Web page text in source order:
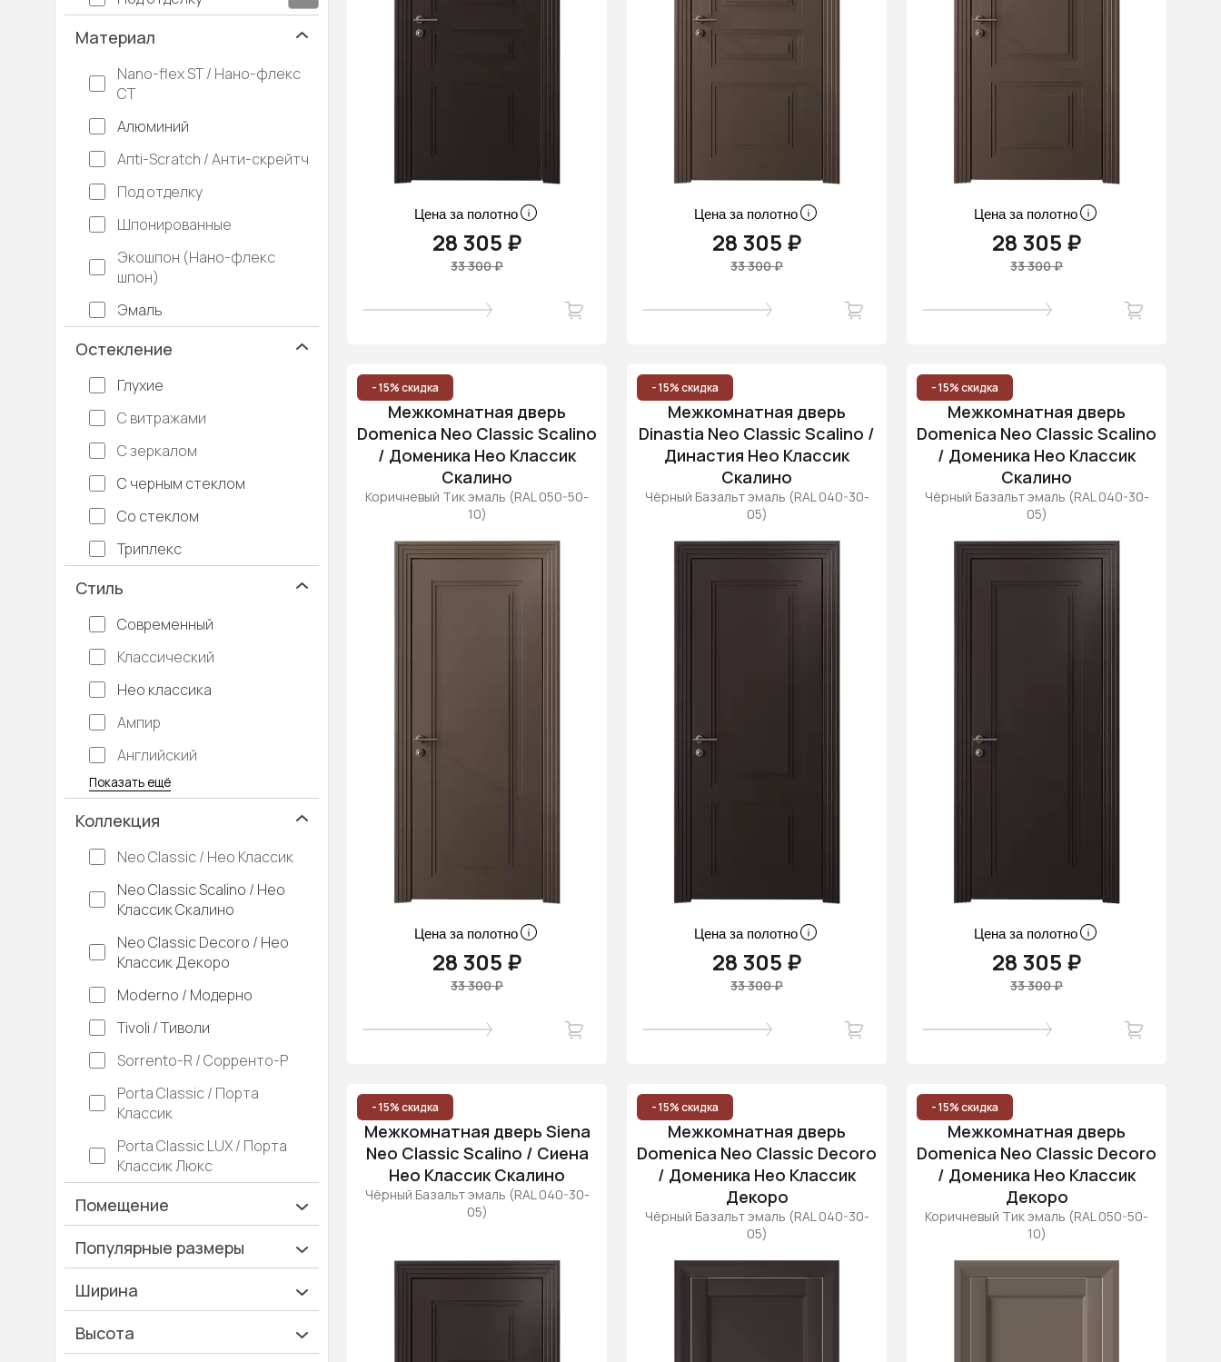
Материал
Nano-flex ST / Нано-флекс
СТ
Алюминий
Апti-Sсrаtсh / Анти-скрейтч
Под отделку
Шпонированные
Экошпон (Нано-флекс
шпон)
Эмаль
Остекление
Глухие
С витражами
С зеркалом
С черным стеклом
Со стеклом
Триплекс
Стиль
Современный
Классический
Нео классика
Ампир
Английский
Багетные
Барокко
Кантри
Крашенные
Лофт
Модерн
Под старину
Прованс
Скандинавский
Современная классика
Хай-тек
Показать ещё
Коллекция
Neo Classic / Нео Классик
Neo Classic Scalino / Нео
Классик Скалино
Neo Classic Decoro / Нео
Классик Декоро
Moderno / Модерно
Tivoli / Тиволи
Sorrento-R / Сорренто-Р
Porta Classic / Порта
Классик
Porta Classic LUX / Порта
Классик Люкс
Помещение
Ванная и туалет
Гардеробная
Гостинная
Дача
Популярные размеры
600х2000
700х2000
900х2000
Ширина
Ширина 40 см
Высота
Цена за полотно
28 305 ₽
33 300 ₽
Цена за полотно
28 305 ₽
33 300 ₽
Цена за полотно
28 305 ₽
33 300 ₽
- 15% скидка
Межкомнатная дверь
Domenica Neo Classic Scalino
/ Доменика Нео Классик
Скалино
Коричневый Тик эмаль (RAL 050-50-
10)
Цена за полотно
28 305 ₽
33 300 ₽
- 15% скидка
Межкомнатная дверь
Dinastia Neo Classic Scalino /
Династия Нео Классик
Скалино
Чёрный Базальт эмаль (RAL 040-30-
05)
Цена за полотно
28 305 ₽
33 300 ₽
- 15% скидка
Межкомнатная дверь
Domenica Neo Classic Scalino
/ Доменика Нео Классик
Скалино
Чёрный Базальт эмаль (RAL 040-30-
05)
Цена за полотно
28 305 ₽
33 300 ₽
- 15% скидка
Межкомнатная дверь Siena
Neo Classic Scalino / Сиена
Нео Классик Скалино
Чёрный Базальт эмаль (RAL 040-30-
05)
- 15% скидка
Межкомнатная дверь
Domenica Neo Classic Decoro
/ Доменика Нео Классик
Декоро
Чёрный Базальт эмаль (RAL 040-30-
05)
- 15% скидка
Межкомнатная дверь
Domenica Neo Classic Decoro
/ Доменика Нео Классик
Декоро
Коричневый Тик эмаль (RAL 050-50-
10)